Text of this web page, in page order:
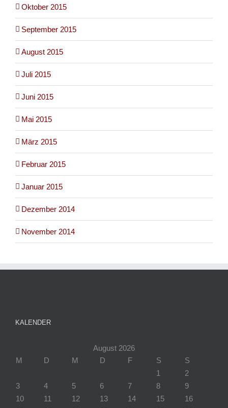
Oktober 2015
September 2015
August 2015
Juli 2015
Juni 2015
Mai 2015
März 2015
Februar 2015
Januar 2015
Dezember 2014
November 2014
KALENDER
August 2026
M
D M D F S
S
1
2
3
4 5 6 7 8
9
10
11 12 13 14 15
16